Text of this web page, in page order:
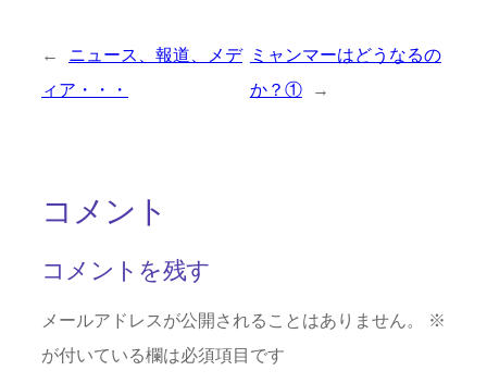
←
ニュース、報道、メデ
ィア・・・
ミャンマーはどうなるの
か？①
→
コメント
コメントを残す
メールアドレスが公開されることはありません。
※
が付いている欄は必須項目です